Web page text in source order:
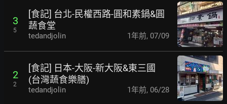
3
5
[食記] 台北-民權西路-圓和素鍋&圓
蔬食堂
tedandjolin 1年前, 07/09
2
2
[食記] 日本-大阪-新大阪&東三國
(台灣蔬食樂膳)
tedandjolin 1年前, 06/28